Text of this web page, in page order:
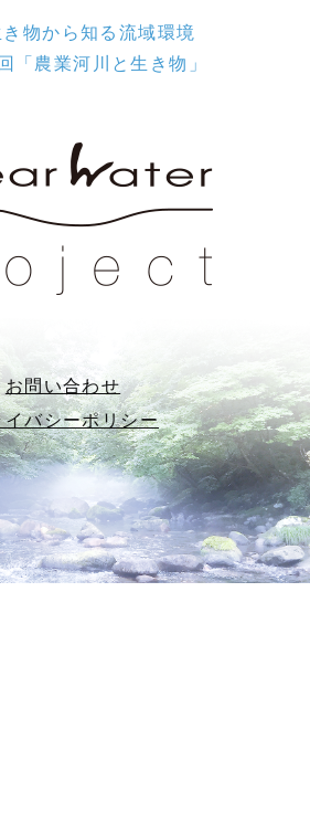
物から知る流域環境
「農業河川と生き物」
お問い合わせ
イバシーポリシー